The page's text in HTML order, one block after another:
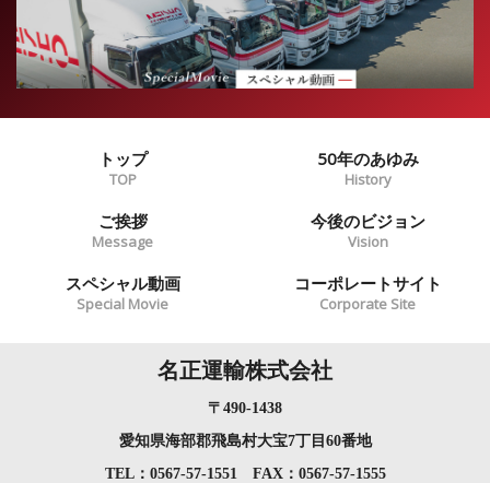
トップ
TOP
50年のあゆみ
History
ご挨拶
Message
今後のビジョン
Vision
スペシャル動画
Special Movie
コーポレートサイト
Corporate Site
名正運輸株式会社
〒490-1438
愛知県海部郡飛島村大宝7丁目60番地
TEL： 0567-57-1551FAX：0567-57-1555